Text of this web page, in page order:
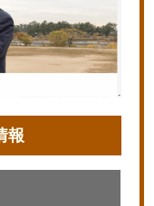
報